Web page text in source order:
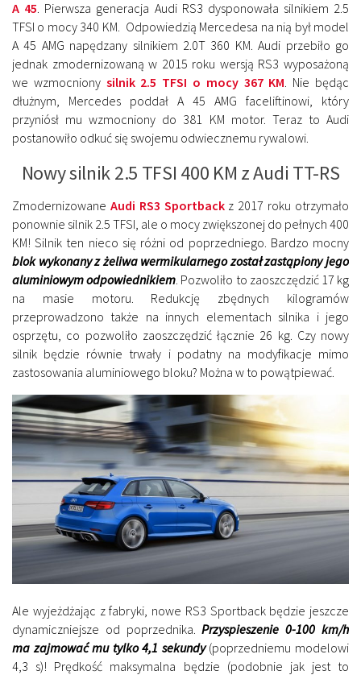
A 45 . Pierwsza generacja Audi RS3 dysponowała silnikiem 2.5
TFSI o mocy 340 KM. Odpowiedzią Mercedesa na nią był model
A 45 AMG napędzany silnikiem 2.0T 360 KM. Audi przebiło go
jednak zmodernizowaną w 2015 roku wersją RS3 wyposażoną
we wzmocniony silnik 2.5 TFSI o mocy 367 KM . Nie będąc
dłużnym, Mercedes poddał A 45 AMG faceliftinowi, który
przyniósł mu wzmocniony do 381 KM motor. Teraz to Audi
postanowiło odkuć się swojemu odwiecznemu rywalowi.
Nowy silnik 2.5 TFSI 400 KM z Audi TT-RS
Zmodernizowane Audi RS3 Sportbackz 2017 roku otrzymało
ponownie silnik 2.5 TFSI, ale o mocy zwiększonej do pełnych 400
KM! Silnik ten nieco się różni od poprzedniego. Bardzo mocny
blok wykonany z żeliwa wermikularnego został zastąpiony jego
aluminiowym odpowiednikiem . Pozwoliło to zaoszczędzić 17 kg
na masie motoru. Redukcję zbędnych kilogramów
przeprowadzono także na innych elementach silnika i jego
osprzętu, co pozwoliło zaoszczędzić łącznie 26 kg. Czy nowy
silnik będzie równie trwały i podatny na modyfikacje mimo
zastosowania aluminiowego bloku? Można w to powątpiewać.
Ale wyjeżdżając z fabryki, nowe RS3 Sportback będzie jeszcze
dynamiczniejsze od poprzednika.Przyspieszenie 0-100 km/h
ma zajmować mu tylko 4,1 sekundy(poprzedniemu modelowi
4,3 s)! Prędkość maksymalna będzie (podobnie jak jest to